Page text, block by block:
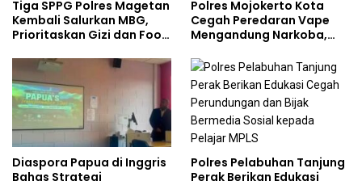
Tiga SPPG Polres Magetan
Kembali Salurkan MBG,
Prioritaskan Gizi dan Food
Polres Mojokerto Kota
Cegah Peredaran Vape
Mengandung Narkoba,
Kalangan Remaja
Diaspora Papua di Inggris
Bahas Strategi
Polres Pelabuhan Tanjung
Perak Berikan Edukasi